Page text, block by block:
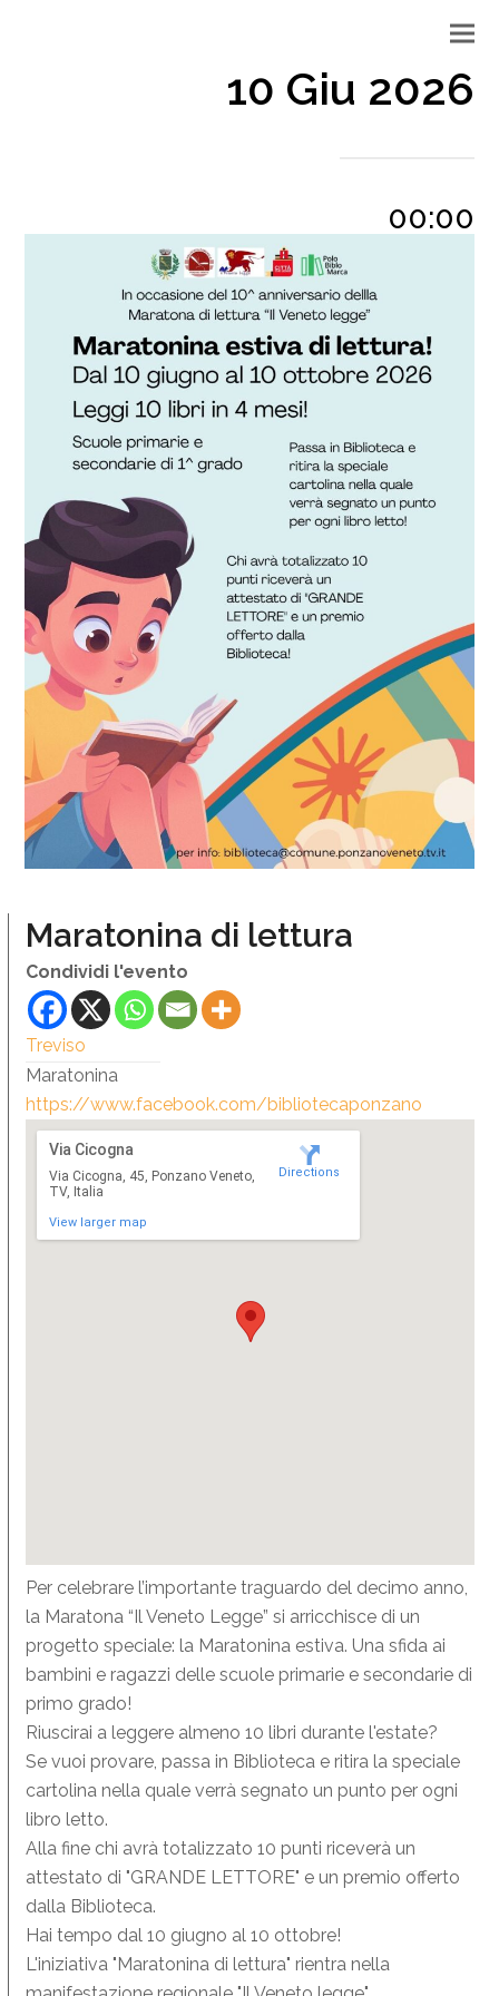
10 Giu 2026
00:00
Maratonina di lettura
Condividi l'evento
Treviso
Maratonina
https://www.facebook.com/bibliotecaponzano
Via Cicogna
Via Cicogna, 45, Ponzano Veneto,
TV, Italia
View larger map
Directions
Per celebrare l’importante traguardo del decimo anno,
la Maratona “Il Veneto Legge” si arricchisce di un
progetto speciale: la Maratonina estiva. Una sfida ai
bambini e ragazzi delle scuole primarie e secondarie di
primo grado!
Riuscirai a leggere almeno 10 libri durante l'estate?
Se vuoi provare, passa in Biblioteca e ritira la speciale
cartolina nella quale verrà segnato un punto per ogni
libro letto.
Alla fine chi avrà totalizzato 10 punti riceverà un
attestato di "GRANDE LETTORE" e un premio offerto
dalla Biblioteca.
Hai tempo dal 10 giugno al 10 ottobre!
L'iniziativa "Maratonina di lettura" rientra nella